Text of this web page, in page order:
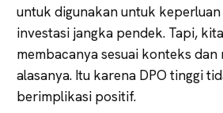
untuk digunakan untuk
investasi jangka pendek. Tapi,
membacanya sesuai konteks dan
alasanya. Itu karena DPO tinggi
berimplikasi positif.